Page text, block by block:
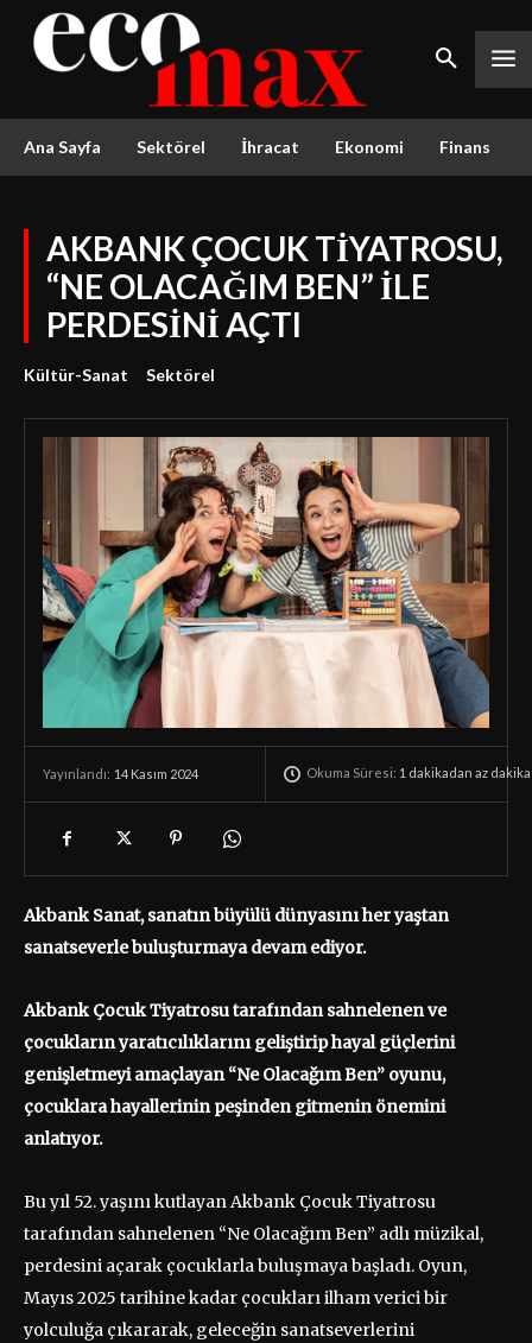
Ana Sayfa Sektörel İhracat Ekonomi Finans
AKBANK ÇOCUK TİYATROSU,
“NE OLACAĞIM BEN” İLE
PERDESİNİ AÇTI
Kültür-Sanat Sektörel
Yayınlandı: 14 Kasım 2024 Okuma Süresi: 1 dakikadan az dakika
Akbank Sanat, sanatın büyülü dünyasını her yaştan
sanatseverle buluşturmaya devam ediyor.
Akbank Çocuk Tiyatrosu tarafından sahnelenen ve
çocukların yaratıcılıklarını geliştirip hayal güçlerini
genişletmeyi amaçlayan “Ne Olacağım Ben” oyunu,
çocuklara hayallerinin peşinden gitmenin önemini
anlatıyor.
Bu yıl 52. yaşını kutlayan Akbank Çocuk Tiyatrosu
tarafından sahnelenen “Ne Olacağım Ben” adlı müzikal,
perdesini açarak çocuklarla buluşmaya başladı. Oyun,
Mayıs 2025 tarihine kadar çocukları ilham verici bir
yolculuğa çıkararak, geleceğin sanatseverlerini